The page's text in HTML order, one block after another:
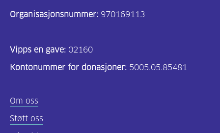
Organisasjonsnummer: 970169113
Vipps en gave: 02160
Kontonummer for donasjoner: 5005.05.85481
Om oss
Støtt oss